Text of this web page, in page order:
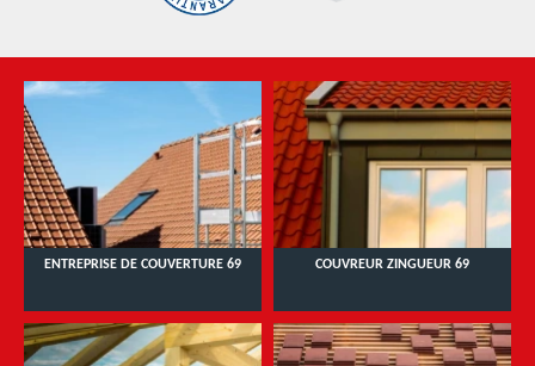
ENTREPRISE DE COUVERTURE 69 COUVREUR ZINGUEUR 69